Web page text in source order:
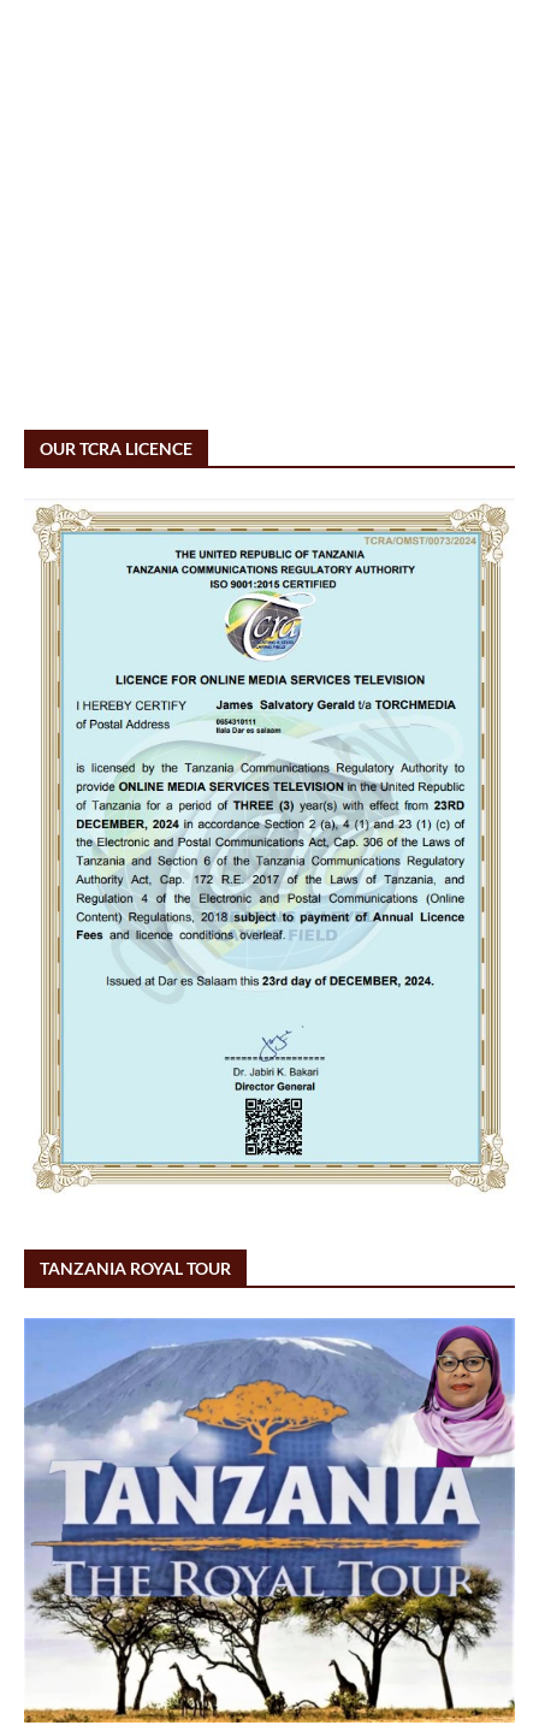
OUR TCRA LICENCE
TANZANIA ROYAL TOUR